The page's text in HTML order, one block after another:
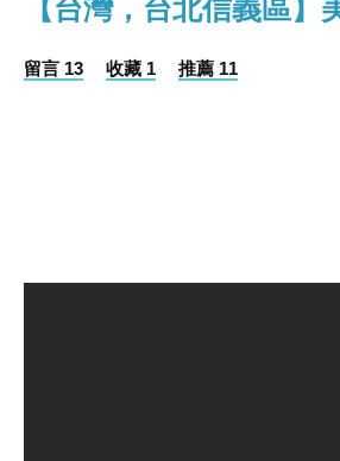
【台灣，台北信義區
留言 13 收藏 1 推薦 11